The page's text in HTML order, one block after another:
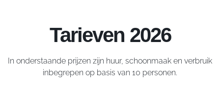
Tarieven 2026
In onderstaande prijzen zijn huur, schoonmaak en verbruik
inbegrepen op basis van 10 personen.